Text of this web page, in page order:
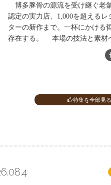
博多豚骨の源流を受け継ぐ老
認定の実力店、1,000を超えるレ
ターの新作まで。一杯にかける
存在する。 本場の技法と素材
特集を全部見る